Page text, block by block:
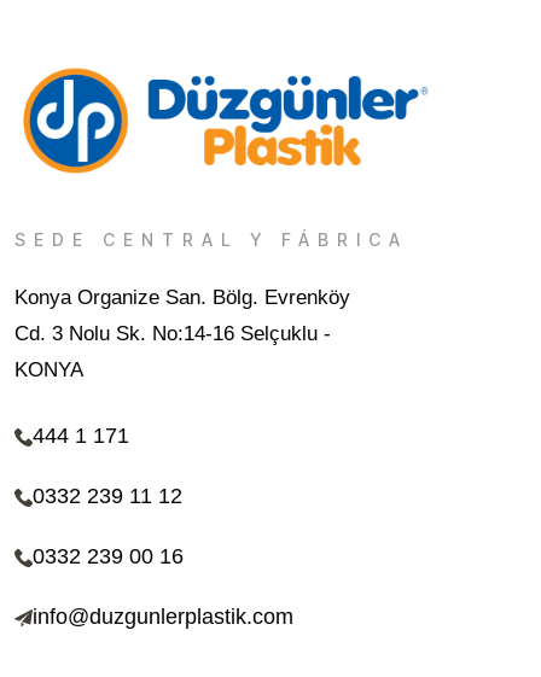
SEDE CENTRAL Y FÁBRICA
Konya Organize San. Bölg. Evrenköy
Cd. 3 Nolu Sk. No:14-16 Selçuklu -
KONYA
444 1 171
0332 239 11 12
0332 239 00 16
info@duzgunlerplastik.com